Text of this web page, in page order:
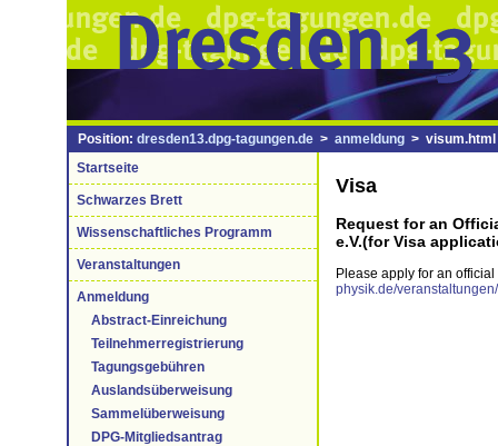
Position: dresden13.dpg-tagungen.de > anmeldung > visum.html
Startseite
Schwarzes Brett
Wissenschaftliches Programm
Veranstaltungen
Anmeldung
Abstract-Einreichung
Teilnehmerregistrierung
Tagungsgebühren
Auslandsüberweisung
Sammelüberweisung
DPG-Mitgliedsantrag
Visa
Request for an
e.V.(for Visa
Please apply for an
physik.de/